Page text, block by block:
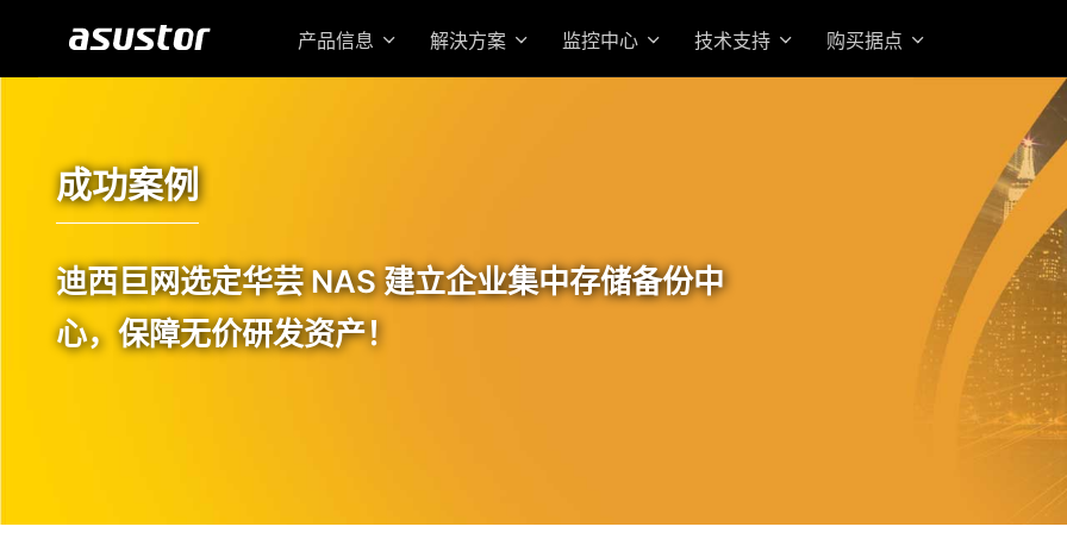
产品信息 解決方案 监控中心 技术支持 购买据点
成功案例
迪西巨网选定华芸 NAS 建立企业集中存储备份中
心，保障无价研发资产！